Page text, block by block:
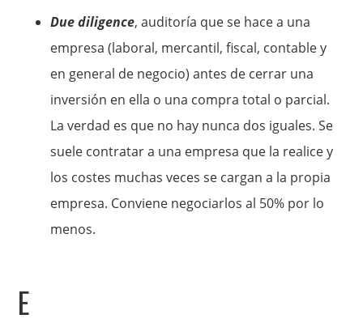
Due diligence, auditoría que se hace a una
empresa (laboral, mercantil, fiscal, contable y
en general de negocio) antes de cerrar una
inversión en ella o una compra total o parcial.
La verdad es que no hay nunca dos iguales. Se
suele contratar a una empresa que la realice y
los costes muchas veces se cargan a la propia
empresa. Conviene negociarlos al 50% por lo
menos.
E